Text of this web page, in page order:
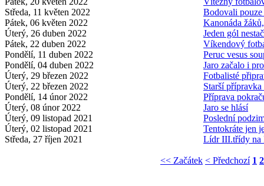
Středa, 11 květen 2022
Bodovali pouze
Pátek, 06 květen 2022
Kanonáda
Úterý, 26 duben 2022
Jeden gól
Pátek, 22 duben 2022
Víkendový
Pondělí, 11 duben 2022
Peruc vesus
Pondělí, 04 duben 2022
Jaro začalo i
Úterý, 29 březen 2022
Fotbalisté
Úterý, 22 březen 2022
Starší
Pondělí, 14 únor 2022
Příprava
Úterý, 08 únor 2022
Jaro se hlásí
Úterý, 09 listopad 2021
Poslední
Úterý, 02 listopad 2021
Tentokráte jen
Středa, 27 říjen 2021
Lídr III.třídy na
<< Začátek < Předchozí 1 2